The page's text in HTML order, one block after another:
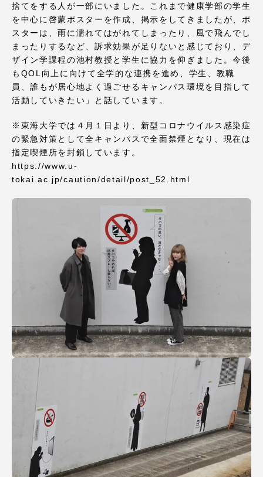
捨てをする人が一部にいました。これまで健康学部の学生
を中心に啓蒙ポスターを作成、掲示をしてきましたが、ポ
スターは、雨に濡れてはがれてしまったり、風で飛んでし
まったりするなど、訴求効果が足りないと感じており、デ
ザイン学課程の池村教授と学生に協力を仰ぎました。今後
もQOL向上に向けて全学的な連携を進め、学生、教職
員、誰もが居心地よく過ごせるキャンパス環境を目指して
活動していきたい」と話しています。
※東海大学では４月１日より、新型コロナウイルス感染症
の緊急対策として全キャンパスで全面禁煙となり、現在は
指定喫煙所を封鎖しています。
https://www.u-
tokai.ac.jp/caution/detail/post_52.html
TOKAIスポーツ
ニュースリリース
卒業にあたってのアンケート
教育研究上の目的及び養成する人材像と３つの
ポリシー
資料請求 お問い合わせ
本学教職員向け情報